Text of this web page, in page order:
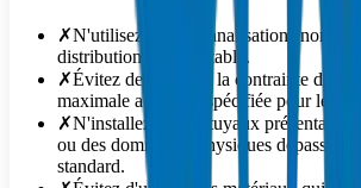
✗N'utilisez pas de canalisations non
distribution d'eau potable.
✗Évitez de dépasser la contrainte de
maximale autorisée spécifiée pour le
✗N'installez pas de tuyaux présentant
ou des dommages physiques dépassant
standard.